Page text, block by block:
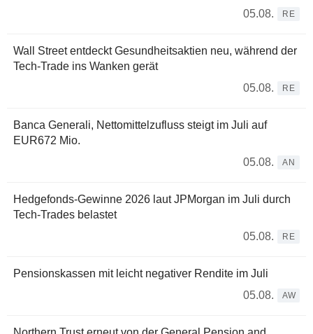
05.08.
RE
Wall Street entdeckt Gesundheitsaktien neu, während der
Tech-Trade ins Wanken gerät
05.08.
RE
Banca Generali, Nettomittelzufluss steigt im Juli auf
EUR672 Mio.
05.08.
AN
Hedgefonds-Gewinne 2026 laut JPMorgan im Juli durch
Tech-Trades belastet
05.08.
RE
Pensionskassen mit leicht negativer Rendite im Juli
05.08.
AW